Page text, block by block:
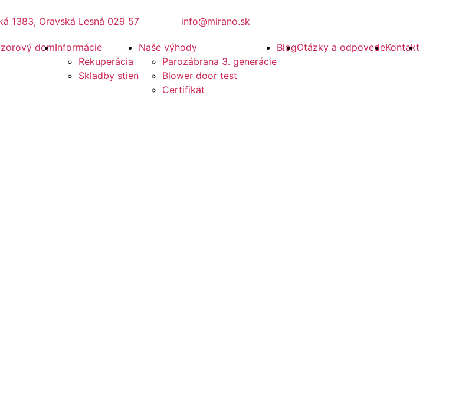
1383, Oravská Lesná 029 57 info@mirano.sk
domInformácie
Rekuperácia
Skladby stien
Naše výhody
Parozábrana 3. generácie
Blower door test
Certifikát
BlogOtázky a odpovedeKontakt